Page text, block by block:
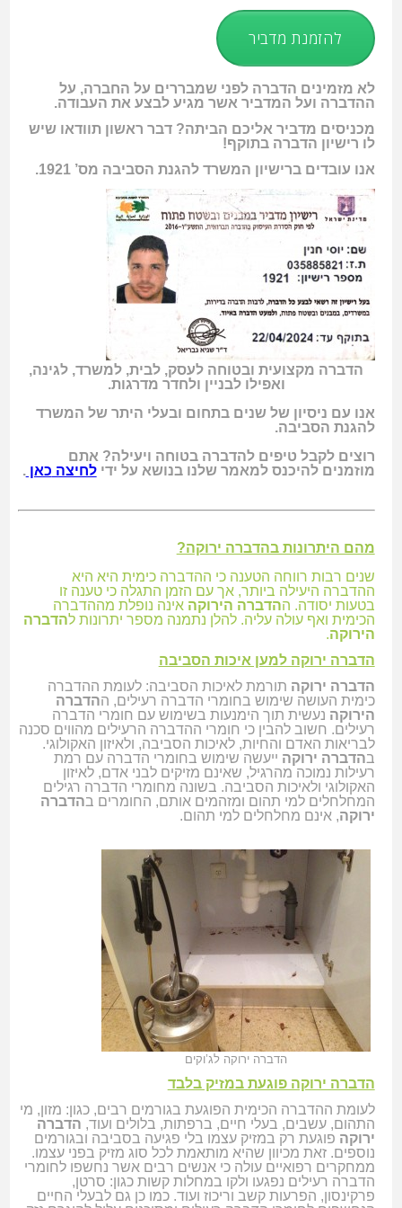
להזמנת מדביר
לא מזמינים הדברה לפני שמבררים על החברה, על
ההדברה ועל המדביר אשר מגיע לבצע את העבודה.
מכניסים מדביר אליכם הביתה? דבר ראשון תוודאו שיש
לו רישיון הדברה בתוקף!
אנו עובדים ברישיון המשרד להגנת הסביבה מס’ 1921.
הדברה מקצועית ובטוחה לעסק, לבית, למשרד, לגינה,
ואפילו לבניין ולחדר מדרגות.
אנו עם ניסיון של שנים בתחום ובעלי היתר של המשרד
להגנת הסביבה.
רוצים לקבל טיפים להדברה בטוחה ויעילה? אתם
מוזמנים להיכנס למאמר שלנו בנושא על ידילחיצה כאן.
מהם היתרונות בהדברה ירוקה?
שנים רבות רווחה הטענה כי ההדברה כימית היא היא
ההדברה היעילה ביותר, אך עם הזמן התגלה כי טענה זו
בטעות יסודה. ההדברה הירוקה אינה נופלת מההדברה
הכימית ואף עולה עליה. להלן נתמנה מספר יתרונות להדברה
הירוקה.
הדברה ירוקה למען איכות הסביבה
הדברה ירוקה תורמת לאיכות הסביבה: לעומת ההדברה
כימית העושה שימוש בחומרי הדברה רעילים, ההדברה
הירוקה נעשית תוך הימנעות בשימוש עם חומרי הדברה
רעילים. חשוב להבין כי חומרי ההדברה הרעילים מהווים סכנה
לבריאות האדם והחיות, לאיכות הסביבה, ולאיזון האקולוגי.
בהדברה ירוקה ייעשה שימוש בחומרי הדברה עם רמת
רעילות נמוכה מהרגיל, שאינם מזיקים לבני אדם, לאיזון
האקולוגי ולאיכות הסביבה. בשונה מחומרי הדברה רגילים
המחלחלים למי תהום ומזהמים אותם, החומרים בהדברה
ירוקה, אינם מחלחלים למי תהום.
הדברה ירוקה לג’וקים
הדברה ירוקה פוגעת במזיק בלבד
לעומת ההדברה הכימית הפוגעת בגורמים רבים, כגון: מזון, מי
התהום, עשבים, בעלי חיים, ברפתות, בלולים ועוד, הדברה
ירוקה פוגעת רק במזיק עצמו בלי פגיעה בסביבה ובגורמים
נוספים. זאת מכיוון שהיא מותאמת לכל סוג מזיק בפני עצמו.
ממחקרים רפואיים עולה כי אנשים רבים אשר נחשפו לחומרי
הדברה רעילים נפגעו ולקו במחלות קשות כגון: סרטן,
פרקינסון, הפרעות קשב וריכוז ועוד. כמו כן גם לבעלי החיים